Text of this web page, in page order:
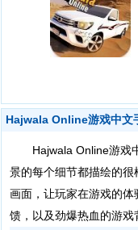
Hajwala Online游戏中文
Hajwala Online游戏中
景的每个细节都描绘的
画面，让玩家在游戏的
馈，以及劲爆热血的游戏